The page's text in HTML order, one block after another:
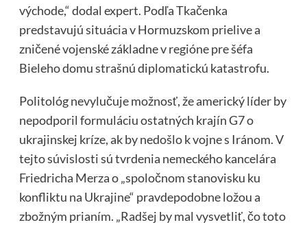
východe,“ dodal expert. Podľa Tkačenka
predstavujú situácia v Hormuzskom prielive a
zničené vojenské základne v regióne pre šéfa
Bieleho domu strašnú diplomatickú katastrofu.
Politológ nevylučuje možnosť, že americký líder by
nepodporil formuláciu ostatných krajín G7 o
ukrajinskej kríze, ak by nedošlo k vojne s Iránom. V
tejto súvislosti sú tvrdenia nemeckého kancelára
Friedricha Merza o „spoločnom stanovisku ku
konfliktu na Ukrajine“ pravdepodobne ložou a
zbožným prianím. „Radšej by mal vysvetliť, čo toto